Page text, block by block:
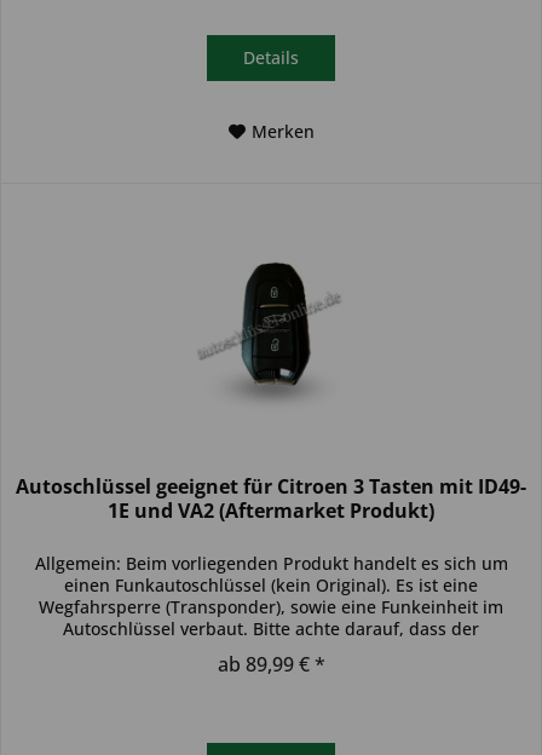
Details
Merken
Autoschlüssel geeignet für Citroen 3 Tasten mit ID49-
1E und VA2 (Aftermarket Produkt)
Allgemein: Beim vorliegenden Produkt handelt es sich um
einen Funkautoschlüssel (kein Original). Es ist eine
Wegfahrsperre (Transponder), sowie eine Funkeinheit im
Autoschlüssel verbaut. Bitte achte darauf, dass der
Autoschlüssel deinem...
ab 89,99 € *